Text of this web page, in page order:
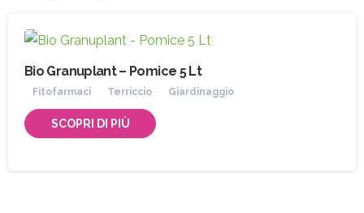
Bio Granuplant – Pomice 5 Lt
Fitofarmaci Terriccio Giardinaggio
SCOPRI DI PIÙ